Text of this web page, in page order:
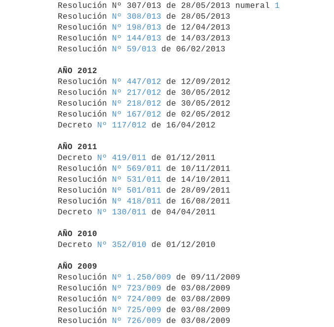
Resolución Nº 307/013 de 28/05/2013 numeral 1
Resolución
Nº 308/013 de 28/05/2013
Resolución
Nº 198/013 de 12/04/2013
Resolución
Nº 144/013 de 14/03/2013
Resolución
Nº 59/013 de 06/02/2013
AÑO 2012
Resolución
Nº 447/012 de 12/09/2012
Resolución
Nº 217/012 de 30/05/2012
Resolución
Nº 218/012 de 30/05/2012
Resolución
Nº 167/012 de 02/05/2012
Decreto
Nº 117/012 de 16/04/2012
AÑO 2011
Decreto
Nº 419/011 de 01/12/2011
Resolución
Nº 569/011 de 10/11/2011
Resolución
Nº 531/011 de 14/10/2011
Resolución
Nº 501/011 de 28/09/2011
Resolución
Nº 418/011 de 16/08/2011
Decreto
Nº 130/011 de 04/04/2011
AÑO 2010
Decreto
Nº 352/010 de 01/12/2010
AÑO 2009
Resolución
Nº 1.250/009 de 09/11/2009
Resolución
Nº 723/009 de 03/08/2009
Resolución
Nº 724/009 de 03/08/2009
Resolución
Nº 725/009 de 03/08/2009
Resolución
Nº 726/009 de 03/08/2009